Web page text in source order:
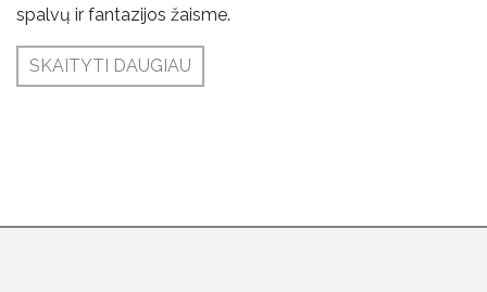
spalvų ir fantazijos žaisme.
SKAITYTI DAUGIAU